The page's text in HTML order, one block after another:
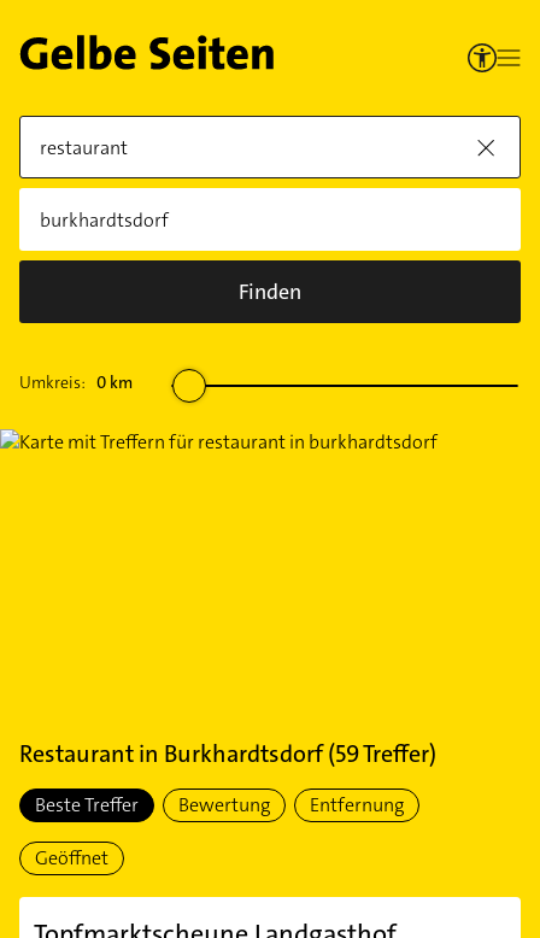
Finden
Umkreis: 0 km
Restaurantin Burkhardtsdorf(59Treffer)
Beste Treffer Bewertung Entfernung
Geöffnet